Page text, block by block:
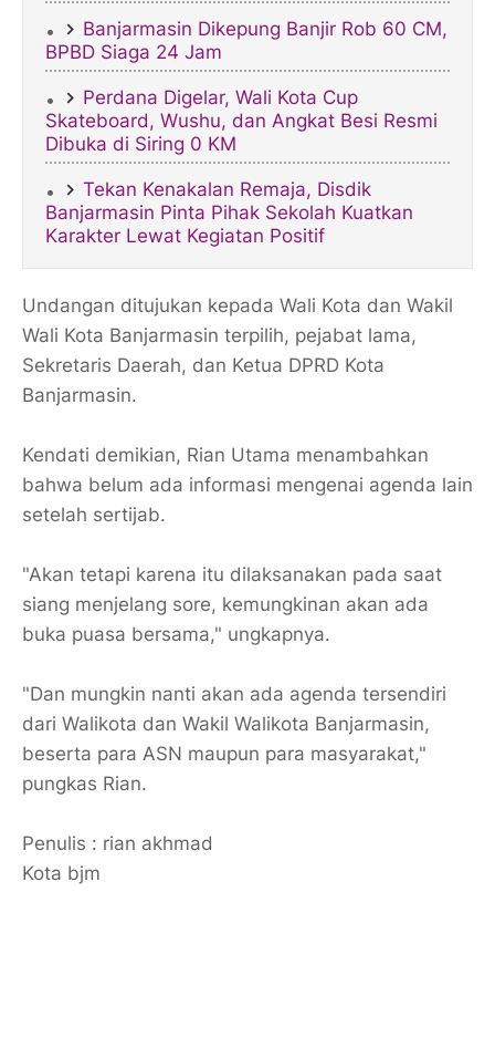
Banjarmasin Dikepung Banjir Rob 60 CM,
BPBD Siaga 24 Jam
​Perdana Digelar, Wali Kota Cup
Skateboard, Wushu, dan Angkat Besi Resmi
Dibuka di Siring 0 KM
Tekan Kenakalan Remaja, Disdik
Banjarmasin Pinta Pihak Sekolah Kuatkan
Karakter Lewat Kegiatan Positif
Undangan ditujukan kepada Wali Kota dan Wakil
Wali Kota Banjarmasin terpilih, pejabat lama,
Sekretaris Daerah, dan Ketua DPRD Kota
Banjarmasin.
Kendati demikian, Rian Utama menambahkan
bahwa belum ada informasi mengenai agenda lain
setelah sertijab.
"Akan tetapi karena itu dilaksanakan pada saat
siang menjelang sore, kemungkinan akan ada
buka puasa bersama," ungkapnya.
"Dan mungkin nanti akan ada agenda tersendiri
dari Walikota dan Wakil Walikota Banjarmasin,
beserta para ASN maupun para masyarakat,"
pungkas Rian.
Penulis : rian akhmad
Kota bjm